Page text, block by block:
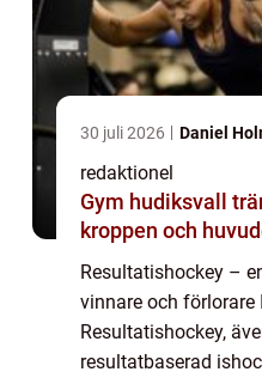
30 juli 2026 Daniel
redaktionel
Gym hudiksvall träning för vardagen,
kroppen och
Resultatishockey –
vinnare och förlorare
Resultatishockey,
resultatbaserad